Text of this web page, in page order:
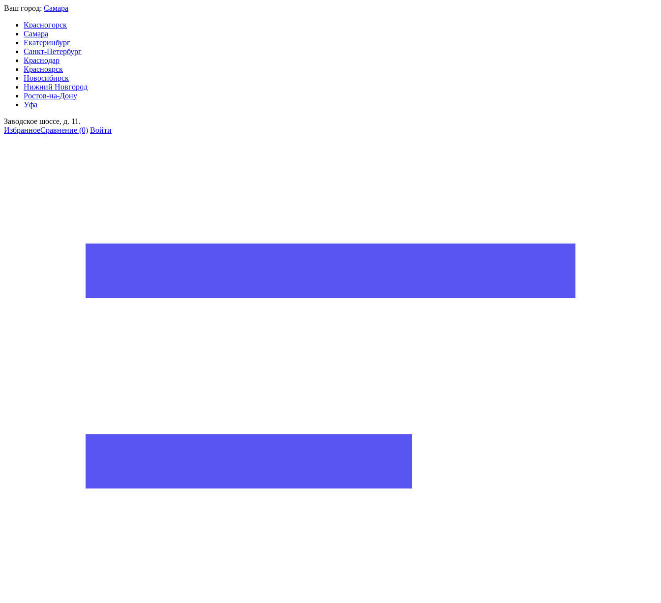
Ваш город: Самара
Красногорск
Самара
Екатеринбург
Санкт-Петербург
Краснодар
Красноярск
Новосибирск
Нижний Новгород
Ростов-на-Дону
Уфа
Заводское шоссе, д. 11.
ИзбранноеСравнение (0) Войти